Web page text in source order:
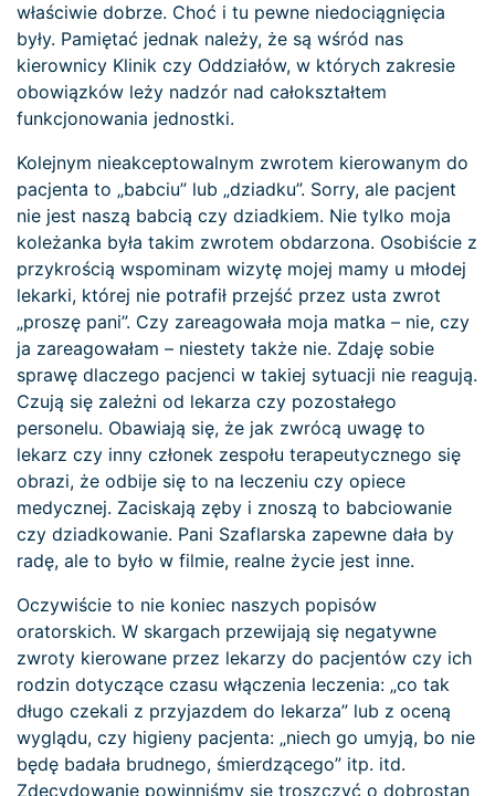
właściwie dobrze. Choć i tu pewne niedociągnięcia
były. Pamiętać jednak należy, że są wśród nas
kierownicy Klinik czy Oddziałów, w których zakresie
obowiązków leży nadzór nad całokształtem
funkcjonowania jednostki.
Kolejnym nieakceptowalnym zwrotem kierowanym do
pacjenta to „babciu” lub „dziadku”. Sorry, ale pacjent
nie jest naszą babcią czy dziadkiem. Nie tylko moja
koleżanka była takim zwrotem obdarzona. Osobiście z
przykrością wspominam wizytę mojej mamy u młodej
lekarki, której nie potrafił przejść przez usta zwrot
„proszę pani”. Czy zareagowała moja matka – nie, czy
ja zareagowałam – niestety także nie. Zdaję sobie
sprawę dlaczego pacjenci w takiej sytuacji nie reagują.
Czują się zależni od lekarza czy pozostałego
personelu. Obawiają się, że jak zwrócą uwagę to
lekarz czy inny członek zespołu terapeutycznego się
obrazi, że odbije się to na leczeniu czy opiece
medycznej. Zaciskają zęby i znoszą to babciowanie
czy dziadkowanie. Pani Szaflarska zapewne dała by
radę, ale to było w filmie, realne życie jest inne.
Oczywiście to nie koniec naszych popisów
oratorskich. W skargach przewijają się negatywne
zwroty kierowane przez lekarzy do pacjentów czy ich
rodzin dotyczące czasu włączenia leczenia: „co tak
długo czekali z przyjazdem do lekarza” lub z oceną
wyglądu, czy higieny pacjenta: „niech go umyją, bo nie
będę badała brudnego, śmierdzącego” itp. itd.
Zdecydowanie powinniśmy się troszczyć o dobrostan